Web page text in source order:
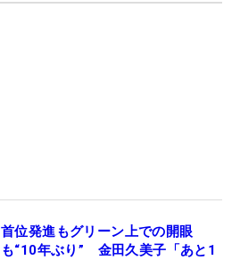
首位発進もグリーン上での開眼
も“10年ぶり” 金田久美子「あと1